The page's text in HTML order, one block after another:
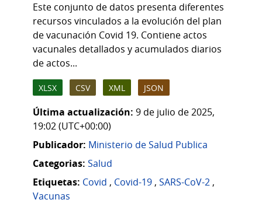
Este conjunto de datos presenta diferentes
recursos vinculados a la evolución del plan
de vacunación Covid 19. Contiene actos
vacunales detallados y acumulados diarios
de actos...
XLSX CSV XML JSON
Última actualización: 9 de julio de 2025,
19:02 (UTC+00:00)
Publicador: Ministerio de Salud Publica
Categorias: Salud
Etiquetas: Covid , Covid-19 , SARS-CoV-2 ,
Vacunas